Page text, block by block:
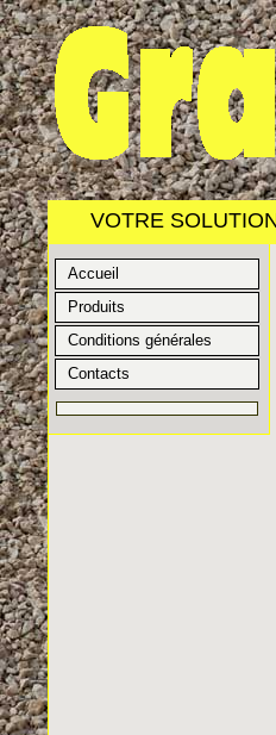
VOTRE
Accueil
Produits
Conditions générales
Contacts